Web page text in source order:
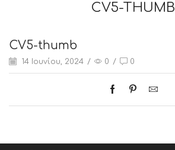
CV5-THUMB
CV5-thumb
14 Ιουνίου, 2024 / 0 / 0